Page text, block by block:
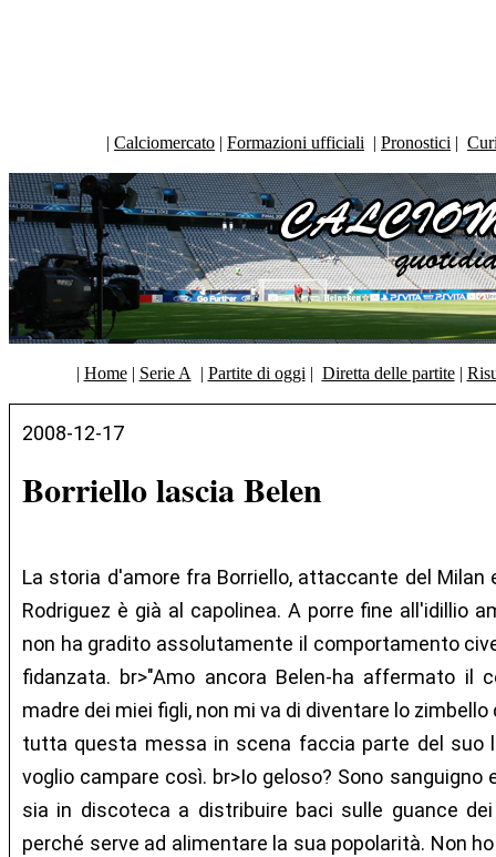
| Calciomercato | Formazioni ufficiali | Pronostici |
| Home| Serie A | Partite di oggi | Diretta delle partite|
2008-12-17
Borriello lascia Belen
La storia d'amore fra Borriello, attaccante del Milan
Rodriguez è già al capolinea. A porre fine all'idillio
non ha gradito assolutamente il comportamento
fidanzata. br>"Amo ancora Belen-ha affermato il
madre dei miei figli, non mi va di diventare lo
tutta questa messa in scena faccia parte del suo
voglio campare così. br>Io geloso? Sono
sia in discoteca a distribuire baci sulle guance
perché serve ad alimentare la sua popolarità. Non